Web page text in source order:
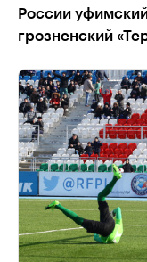
России
грозненский